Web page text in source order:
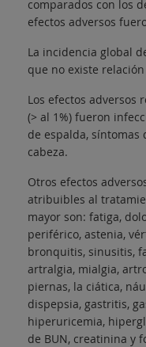
comparados con los
efectos adversos
La incidencia global
que no existe
Los efectos adversos
(> al 1%) fueron
de espalda, síntomas
cabeza.
Otros efectos
atribuibles al
mayor son: fatiga,
periférico, astenia,
bronquitis, sinusitis,
artralgia, mialgia,
piernas, la ciática,
dispepsia, gastritis,
hiperuricemia,
de BUN, creatinina y